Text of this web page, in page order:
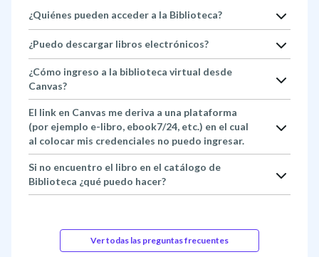
¿Quiénes pueden acceder a la Biblioteca?
¿Puedo descargar libros electrónicos?
¿Cómo ingreso a la biblioteca virtual desde
Canvas?
El link en Canvas me deriva a una plataforma
(por ejemplo e-libro, ebook7/24, etc.) en el cual
al colocar mis credenciales no puedo ingresar.
Si no encuentro el libro en el catálogo de
Biblioteca ¿qué puedo hacer?
Ver todas las preguntas frecuentes